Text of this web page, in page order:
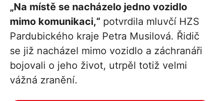
„Na místě se nacházelo jedno vozidlo
mimo komunikaci,“ potvrdila mluvčí HZS
Pardubického kraje Petra Musilová. Řidič
se již nacházel mimo vozidlo a záchranáři
bojovali o jeho život, utrpěl totiž velmi
vážná zranění.